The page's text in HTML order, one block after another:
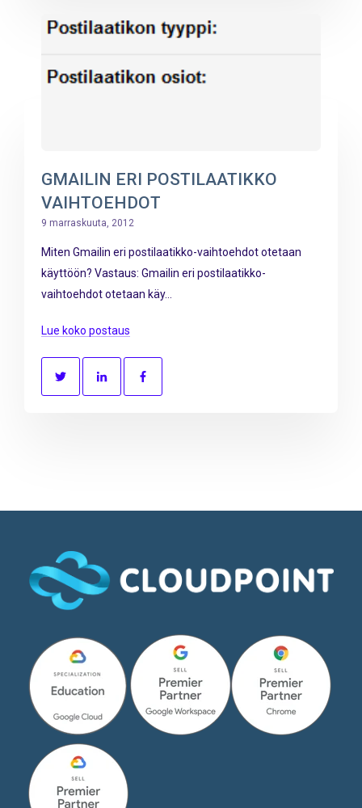
GMAILIN ERI POSTILAATIKKO
VAIHTOEHDOT
9 marraskuuta, 2012
Miten Gmailin eri postilaatikko-vaihtoehdot otetaan
käyttöön? Vastaus: Gmailin eri postilaatikko-
vaihtoehdot otetaan käy...
Lue koko postaus